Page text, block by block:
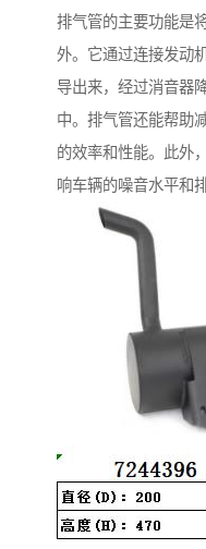
排气管的主要功能是
外。它通过连接发动
导出来，经过消音器
中。排气管还能帮助
的效率和性能。此外
响车辆的噪音水平和